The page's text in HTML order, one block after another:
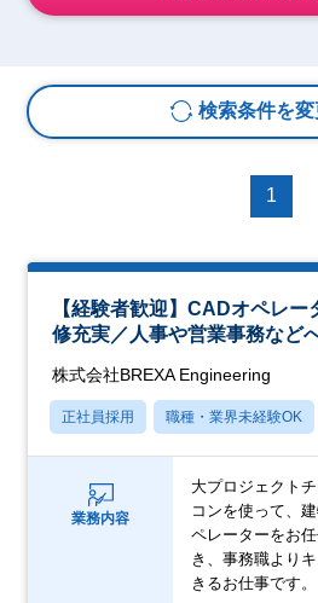
検索条件を変
1
【経験者歓迎】CADオペレ
修充実／人事や営業事務など
株式会社BREXA Engineering
正社員採用 職種・業界未経験OK
業務内容
大プロジェクト
コンを使って、
ペレーターをお
き、事務職より
きるお仕事です。